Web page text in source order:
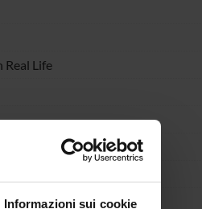
Informazioni sui cookie
Real Life